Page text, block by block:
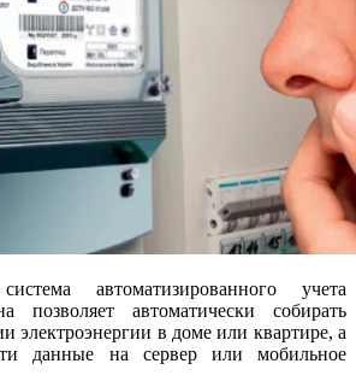
автоматизированного учета
позволяет автоматически собирать
электроэнергии в доме или квартире, а
данные на сервер или мобильное